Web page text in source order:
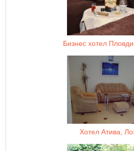
Бизнес хотел
Хотел Атива,